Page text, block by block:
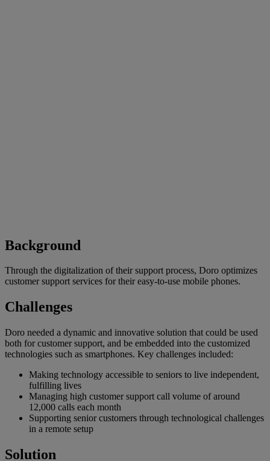
Background
Through the digitalization of their support process, Doro optimizes
customer support services for their easy-to-use mobile phones.
Challenges
Doro needed a dynamic and innovative solution that could be used
both for customer support, and be embedded into the customized
technologies such as smartphones. Key challenges included:
Making technology accessible to seniors to live independent,
fulfilling lives
Managing high customer support call volume of around
12,000 calls each month
Supporting senior customers through technological challenges
in a remote setup
Solution